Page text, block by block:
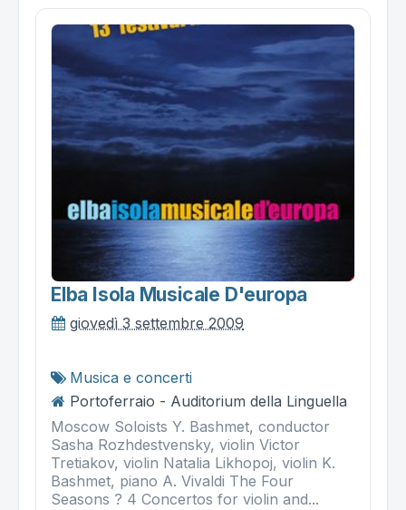
Elba Isola Musicale D'europa
giovedì 3 settembre 2009
Musica e concerti
Portoferraio - Auditorium della Linguella
Moscow Soloists Y. Bashmet, conductor
Sasha Rozhdestvensky, violin Victor
Tretiakov, violin Natalia Likhopoj, violin K.
Bashmet, piano A. Vivaldi The Four
Seasons ? 4 Concertos for violin and...